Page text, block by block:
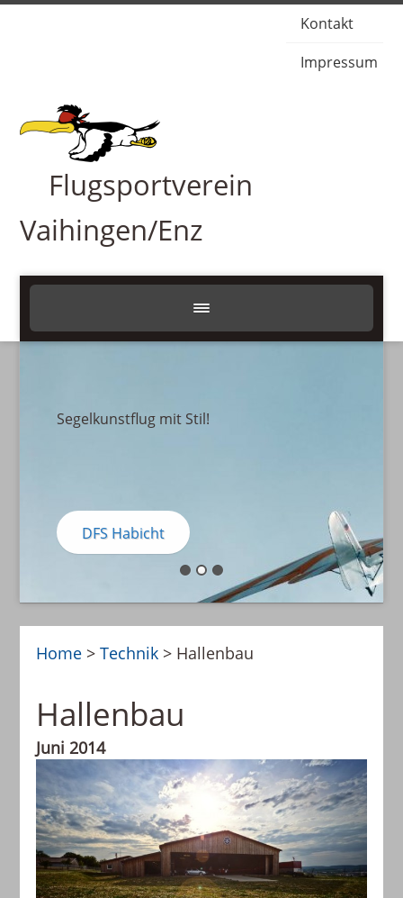
Kontakt
Impressum
Flugsportverein
Vaihingen/Enz
Segelkunstflug mit Stil!
DFS Habicht
Home > Technik > Hallenbau
Hallenbau
Juni 2014